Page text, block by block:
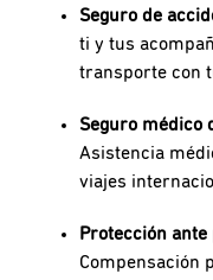
Seguro de
ti y tus
transporte con
Seguro médico
Asistencia
viajes
Protección
Compensación